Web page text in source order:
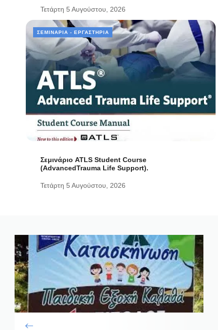
Τετάρτη 5 Αυγούστου, 2026
ΣΕΜΙΝΆΡΙΑ - ΕΡΓΑΣΤΉΡΙΑ
Σεμινάριο ATLS Student Course
(AdvancedTrauma Life Support).
Τετάρτη 5 Αυγούστου, 2026